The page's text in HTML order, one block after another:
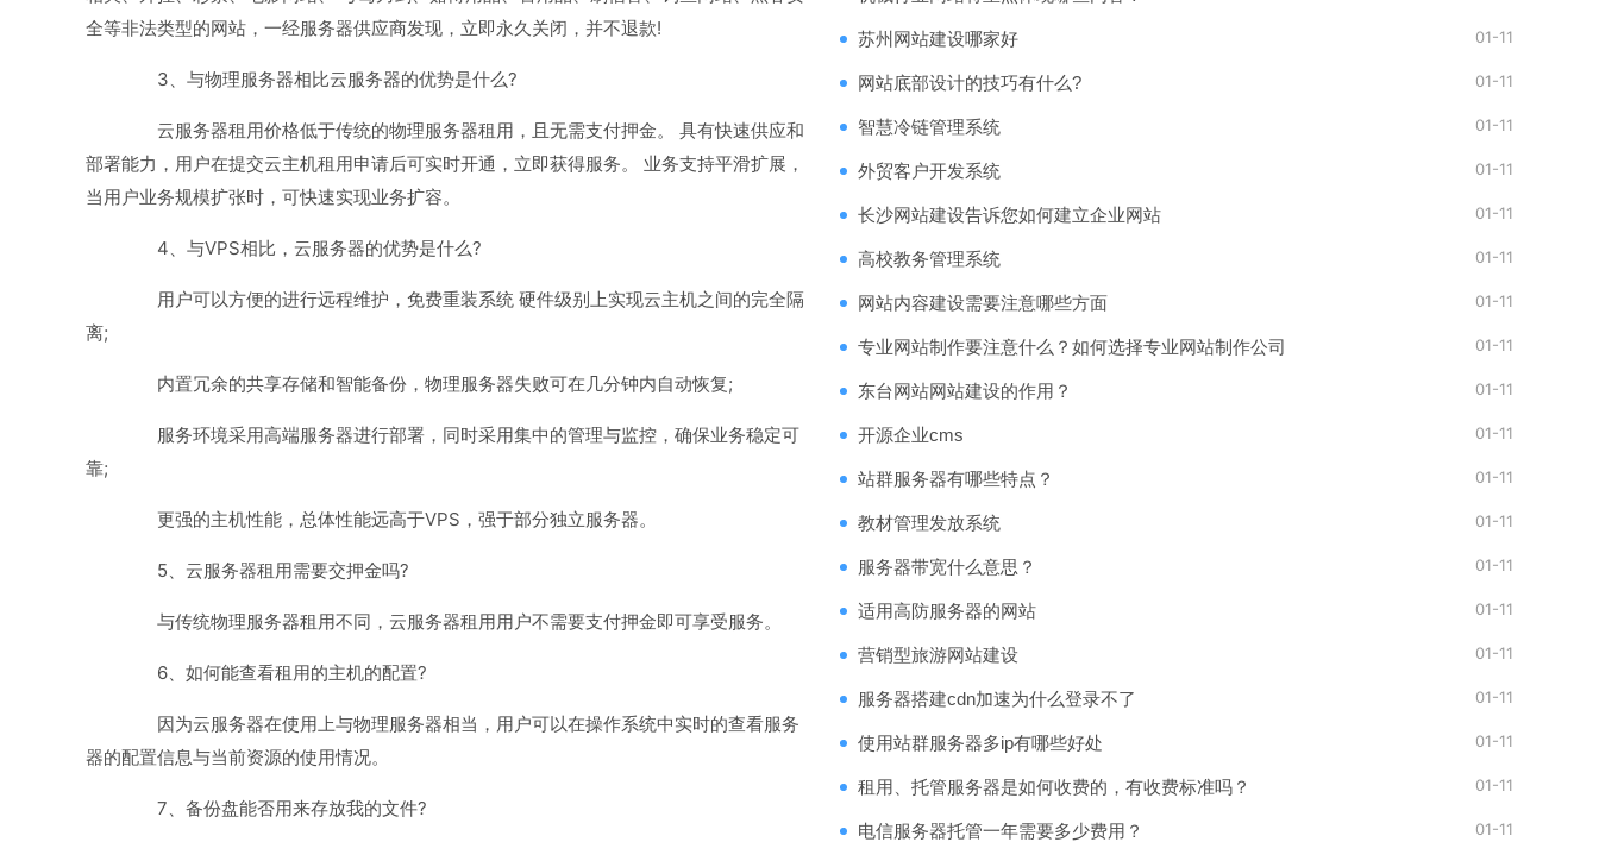
全等非法类型的网站，一经服务器供应商发现，立即永久关闭，并不退款!
3、与物理服务器相比云服务器的优势是什么?
云服务器租用价格低于传统的物理服务器租用，且无需支付押金。 具有快速供应和
部署能力，用户在提交云主机租用申请后可实时开通，立即获得服务。 业务支持平滑扩展，
当用户业务规模扩张时，可快速实现业务扩容。
4、与VPS相比，云服务器的优势是什么?
用户可以方便的进行远程维护，免费重装系统 硬件级别上实现云主机之间的完全隔
离;
内置冗余的共享存储和智能备份，物理服务器失败可在几分钟内自动恢复;
服务环境采用高端服务器进行部署，同时采用集中的管理与监控，确保业务稳定可
靠;
更强的主机性能，总体性能远高于VPS，强于部分独立服务器。
5、云服务器租用需要交押金吗?
与传统物理服务器租用不同，云服务器租用用户不需要支付押金即可享受服务。
6、如何能查看租用的主机的配置?
因为云服务器在使用上与物理服务器相当，用户可以在操作系统中实时的查看服务
器的配置信息与当前资源的使用情况。
7、备份盘能否用来存放我的文件?
苏州网站建设哪家好 01-11
网站底部设计的技巧有什么? 01-11
智慧冷链管理系统 01-11
外贸客户开发系统 01-11
长沙网站建设告诉您如何建立企业网站 01-11
高校教务管理系统 01-11
网站内容建设需要注意哪些方面 01-11
专业网站制作要注意什么？如何选择专业网站制作公司 01-11
东台网站网站建设的作用？ 01-11
开源企业cms 01-11
站群服务器有哪些特点？ 01-11
教材管理发放系统 01-11
服务器带宽什么意思？ 01-11
适用高防服务器的网站 01-11
营销型旅游网站建设 01-11
服务器搭建cdn加速为什么登录不了 01-11
使用站群服务器多ip有哪些好处 01-11
租用、托管服务器是如何收费的，有收费标准吗？ 01-11
电信服务器托管一年需要多少费用？ 01-11